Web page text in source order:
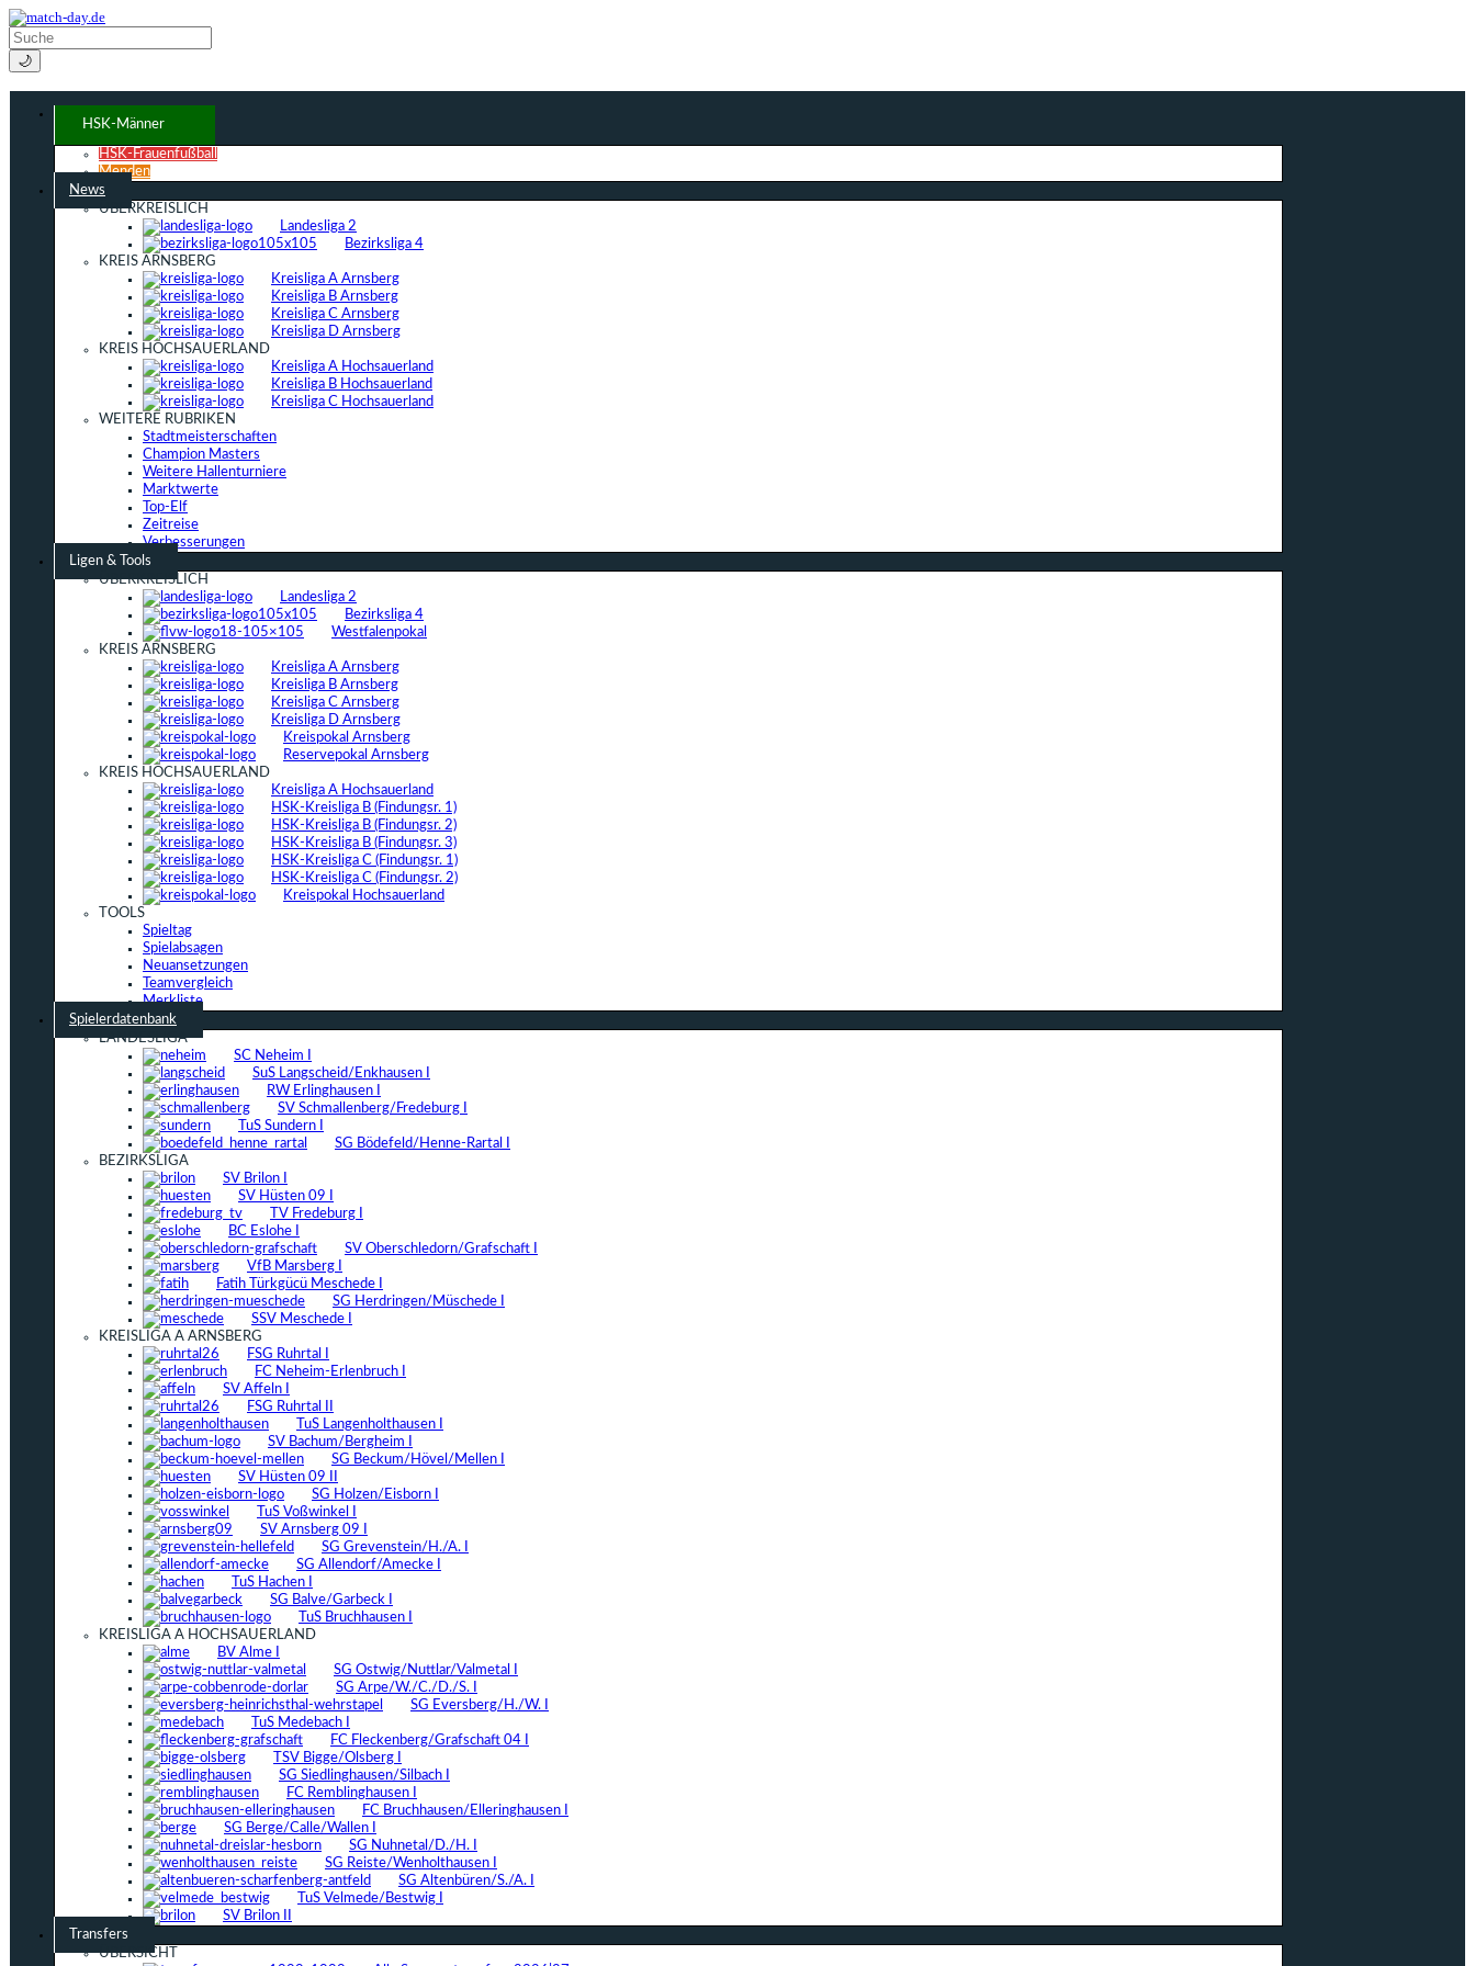
🌙
HSK-Männer
HSK-Frauenfußball
Menden
News
ÜBERKREISLICH
Landesliga 2
Bezirksliga 4
KREIS ARNSBERG
Kreisliga A Arnsberg
Kreisliga B Arnsberg
Kreisliga C Arnsberg
Kreisliga D Arnsberg
KREIS HOCHSAUERLAND
Kreisliga A Hochsauerland
Kreisliga B Hochsauerland
Kreisliga C Hochsauerland
WEITERE RUBRIKEN
Stadtmeisterschaften
Champion Masters
Weitere Hallenturniere
Marktwerte
Top-Elf
Zeitreise
Verbesserungen
Ligen & Tools
ÜBERKREISLICH
Landesliga 2
Bezirksliga 4
Westfalenpokal
KREIS ARNSBERG
Kreisliga A Arnsberg
Kreisliga B Arnsberg
Kreisliga C Arnsberg
Kreisliga D Arnsberg
Kreispokal Arnsberg
Reservepokal Arnsberg
KREIS HOCHSAUERLAND
Kreisliga A Hochsauerland
HSK-Kreisliga B (Findungsr. 1)
HSK-Kreisliga B (Findungsr. 2)
HSK-Kreisliga B (Findungsr. 3)
HSK-Kreisliga C (Findungsr. 1)
HSK-Kreisliga C (Findungsr. 2)
Kreispokal Hochsauerland
TOOLS
Spieltag
Spielabsagen
Neuansetzungen
Teamvergleich
Merkliste
Spielerdatenbank
LANDESLIGA
SC Neheim I
SuS Langscheid/Enkhausen I
RW Erlinghausen I
SV Schmallenberg/Fredeburg I
TuS Sundern I
SG Bödefeld/Henne-Rartal I
BEZIRKSLIGA
SV Brilon I
SV Hüsten 09 I
TV Fredeburg I
BC Eslohe I
SV Oberschledorn/Grafschaft I
VfB Marsberg I
Fatih Türkgücü Meschede I
SG Herdringen/Müschede I
SSV Meschede I
KREISLIGA A ARNSBERG
FSG Ruhrtal I
FC Neheim-Erlenbruch I
SV Affeln I
FSG Ruhrtal II
TuS Langenholthausen I
SV Bachum/Bergheim I
SG Beckum/Hövel/Mellen I
SV Hüsten 09 II
SG Holzen/Eisborn I
TuS Voßwinkel I
SV Arnsberg 09 I
SG Grevenstein/H./A. I
SG Allendorf/Amecke I
TuS Hachen I
SG Balve/Garbeck I
TuS Bruchhausen I
KREISLIGA A HOCHSAUERLAND
BV Alme I
SG Ostwig/Nuttlar/Valmetal I
SG Arpe/W./C./D./S. I
SG Eversberg/H./W. I
TuS Medebach I
FC Fleckenberg/Grafschaft 04 I
TSV Bigge/Olsberg I
SG Siedlinghausen/Silbach I
FC Remblinghausen I
FC Bruchhausen/Elleringhausen I
SG Berge/Calle/Wallen I
SG Nuhnetal/D./H. I
SG Reiste/Wenholthausen I
SG Altenbüren/S./A. I
TuS Velmede/Bestwig I
SV Brilon II
Transfers
ÜBERSICHT